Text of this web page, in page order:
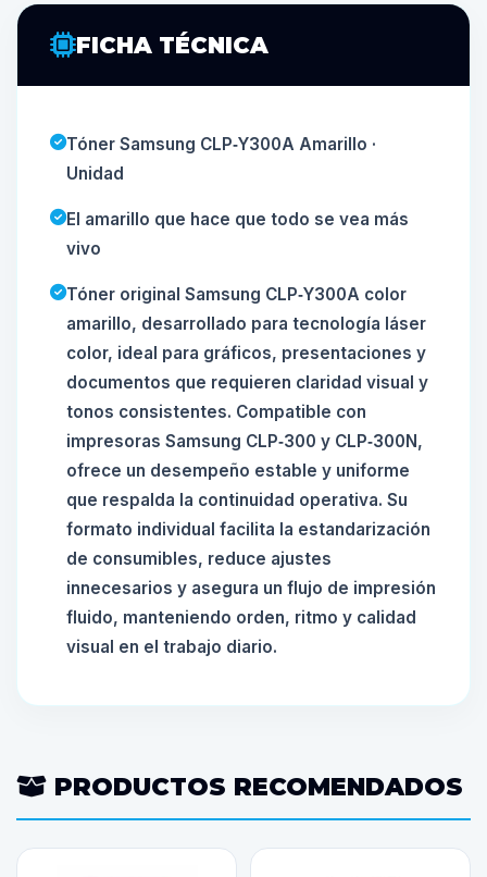
FICHA TÉCNICA
Tóner Samsung CLP‑Y300A Amarillo ·
Unidad
El amarillo que hace que todo se vea más
vivo
Tóner original Samsung CLP‑Y300A color
amarillo, desarrollado para tecnología láser
color, ideal para gráficos, presentaciones y
documentos que requieren claridad visual y
tonos consistentes. Compatible con
impresoras Samsung CLP‑300 y CLP‑300N,
ofrece un desempeño estable y uniforme
que respalda la continuidad operativa. Su
formato individual facilita la estandarización
de consumibles, reduce ajustes
innecesarios y asegura un flujo de impresión
fluido, manteniendo orden, ritmo y calidad
visual en el trabajo diario.
PRODUCTOS RECOMENDADOS